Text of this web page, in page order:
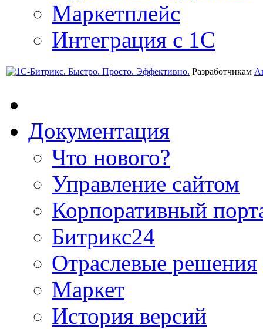
Маркетплейс
Интеграция с 1С
Разработчикам
Документация
Что нового?
Управление сайтом
Корпоративный
Битрикс24
Отраслевые решения
Маркет
История версий